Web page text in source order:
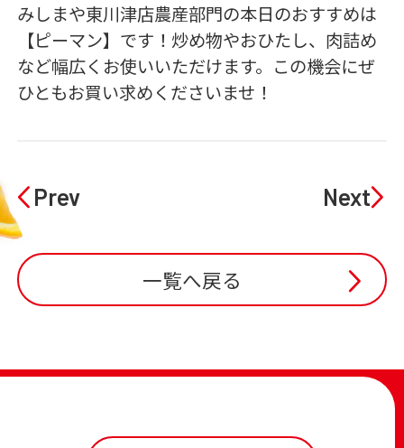
みしまや東川津店農産部門の本日のおすすめは
【ピーマン】です！炒め物やおひたし、肉詰め
など幅広くお使いいただけます。この機会にぜ
ひともお買い求めくださいませ！
Prev Next
一覧へ戻る